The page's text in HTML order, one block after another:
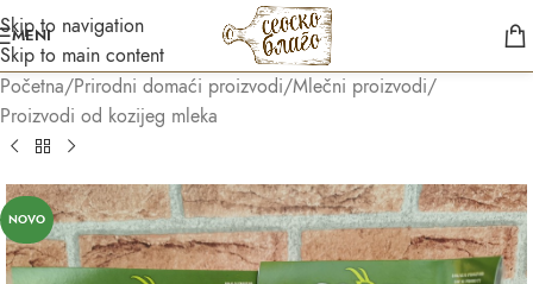
Skip to navigation
Skip to main content
MENI
Početna/Prirodni domaći proizvodi/Mlečni proizvodi/
Proizvodi od kozijeg mleka
NOVO